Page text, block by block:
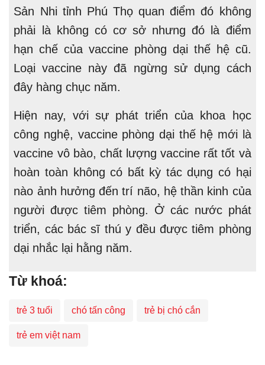
Sản Nhi tỉnh Phú Thọ quan điểm đó không
phải là không có cơ sở nhưng đó là điểm
hạn chế của vaccine phòng dại thế hệ cũ.
Loại vaccine này đã ngừng sử dụng cách
đây hàng chục năm.
Hiện nay, với sự phát triển của khoa học
công nghệ, vaccine phòng dại thế hệ mới là
vaccine vô bào, chất lượng vaccine rất tốt và
hoàn toàn không có bất kỳ tác dụng có hại
nào ảnh hưởng đến trí não, hệ thần kinh của
người được tiêm phòng. Ở các nước phát
triển, các bác sĩ thú y đều được tiêm phòng
dại nhắc lại hằng năm.
Từ khoá:
trẻ 3 tuổi chó tấn công trẻ bị chó cắn
trẻ em việt nam